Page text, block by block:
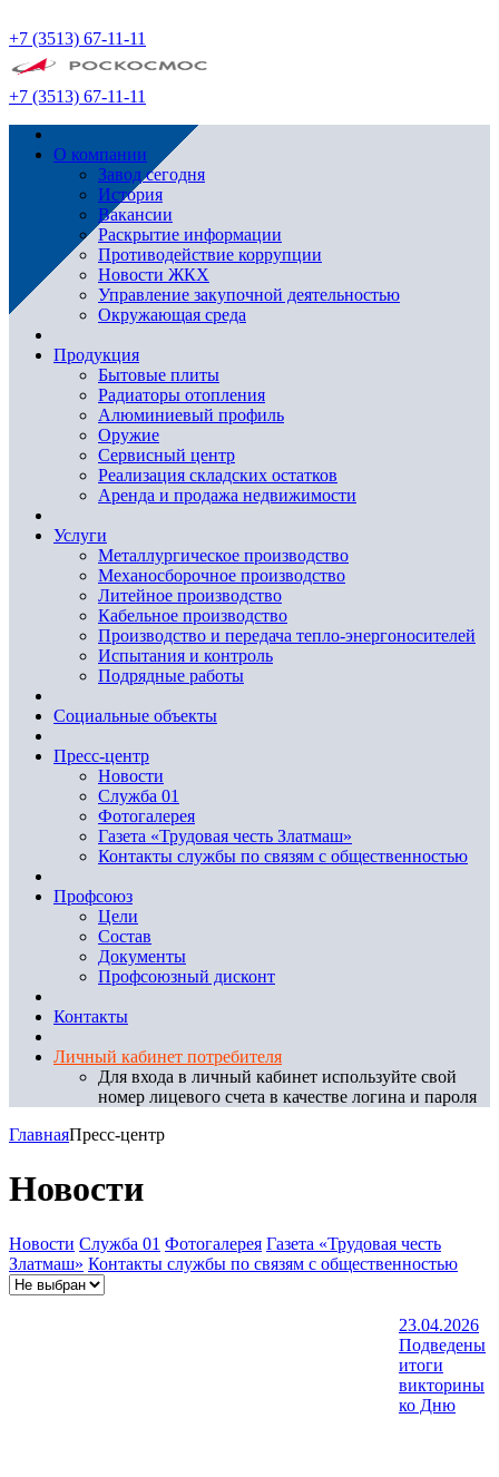
+7 (3513) 67-11-11
+7 (3513) 67-11-11
О компании
Завод сегодня
История
Вакансии
Раскрытие информации
Противодействие коррупции
Новости ЖКХ
Управление закупочной деятельностью
Окружающая среда
Продукция
Бытовые плиты
Радиаторы отопления
Алюминиевый профиль
Оружие
Сервисный центр
Реализация складских остатков
Аренда и продажа недвижимости
Услуги
Металлургическое производство
Механосборочное производство
Литейное производство
Кабельное производство
Производство и передача тепло-энергоносителей
Испытания и контроль
Подрядные работы
Социальные объекты
Пресс-центр
Новости
Служба 01
Фотогалерея
Газета «Трудовая честь Златмаш»
Контакты службы по связям с общественностью
Профсоюз
Цели
Состав
Документы
Профсоюзный дисконт
Контакты
Личный кабинет потребителя
Для входа в личный кабинет используйте свой
номер лицевого счета в качестве логина и пароля
ГлавнаяПресс-центр
Новости
Новости Служба 01 Фотогалерея Газета «Трудовая честь
Златмаш» Контакты службы по связям с общественностью
23.04.2026
Подведены
итоги
викторины
ко Дню